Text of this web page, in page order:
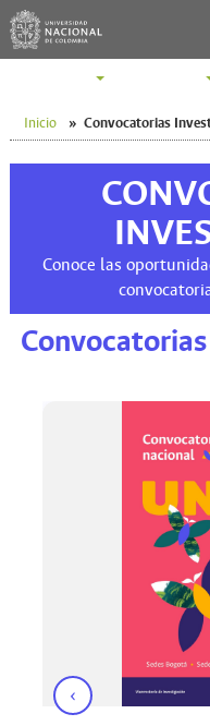
Inicio » Convocatorias
Conoce las
‹